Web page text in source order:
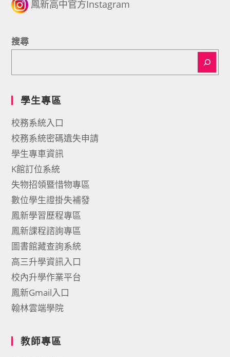
鳳新高中官方Instagram
搜尋
學生專區
校務系統入口
校務系統密碼遺失申請
學生專車資訊
K館訂位系統
失物招領暨惜物專區
數位學生證掛失補發
鳳新學習歷程專區
鳳新課程諮詢專區
圖書館藏查詢系統
高三升學資訊入口
校內升學作業平台
鳳新Gmail入口
翰林雲端學院
教師專區